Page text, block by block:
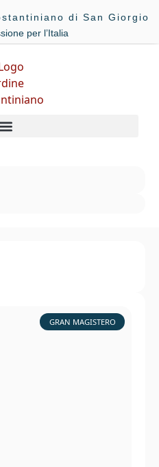
di San Giorgio
per l’Italia
GRAN MAGISTERO